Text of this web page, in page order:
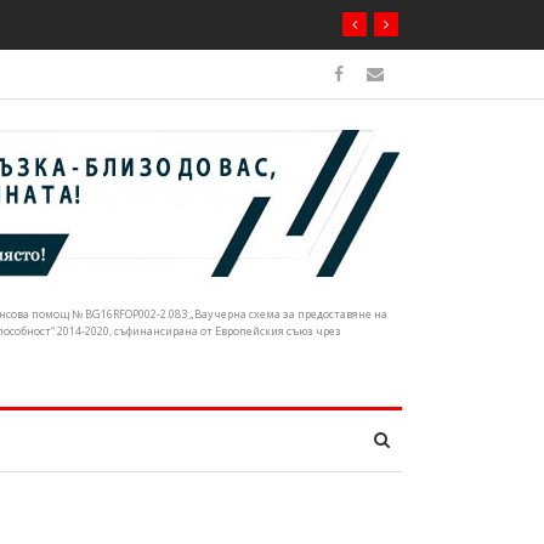
етносите, багрите и Котленския килим
помощ № BG16RFOP002-2.083 „Ваучерна схема за предоставяне на
2014-2020, съфинансирана от Европейския съюз чрез